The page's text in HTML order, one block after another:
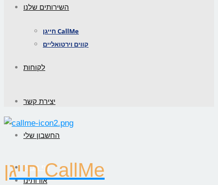
השירותים שלנו
חייגן CallMe
קווים וירטואליים
לקוחות
יצירת קשר
החשבון שלי
דף הבית
אודותינוחייגן CallMe